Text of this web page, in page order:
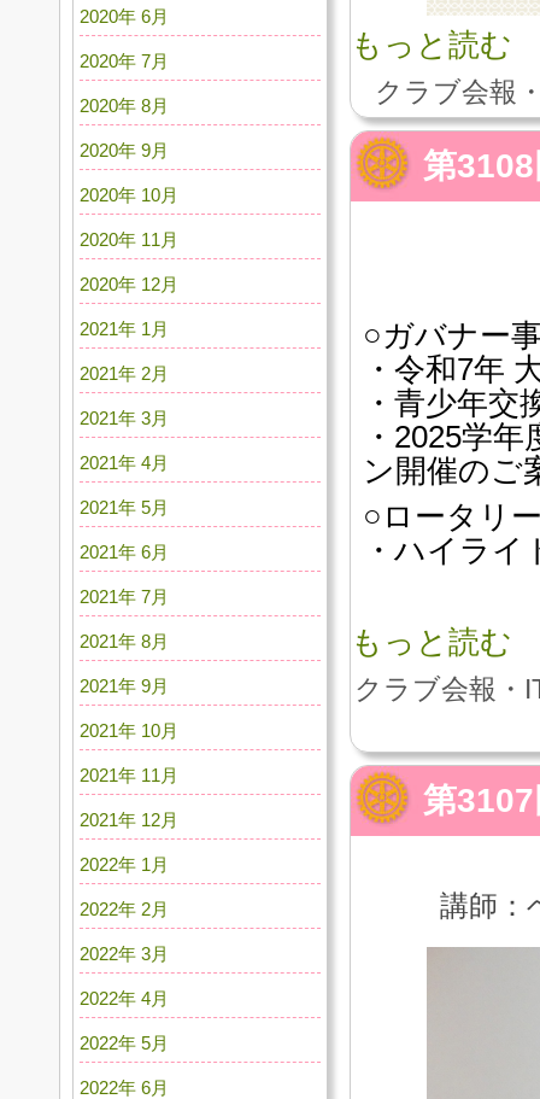
もっと読む
クラブ会報
第
○ガバナー
・令和7年
・青少年
・2025学
ン開催のご
○ロータリ
・ハイラ
もっと読む
クラブ会報・
第
講師：
2020年 6月
2020年 7月
2020年 8月
2020年 9月
2020年 10月
2020年 11月
2020年 12月
2021年 1月
2021年 2月
2021年 3月
2021年 4月
2021年 5月
2021年 6月
2021年 7月
2021年 8月
2021年 9月
2021年 10月
2021年 11月
2021年 12月
2022年 1月
2022年 2月
2022年 3月
2022年 4月
2022年 5月
2022年 6月